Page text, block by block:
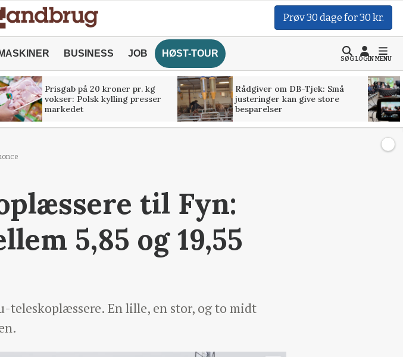
Prøv 30 dage for 30 kr.
MASKINER BUSINESS JOB HØST-TOUR
SØGLOGINMENU
Prisgab på 20 kroner pr. kg
vokser: Polsk kylling presser
markedet
Rådgiver om DB-Tjek: Små
justeringer kan give store
besparelser
til Fyn:
5,85 og 19,55
teleskoplæssere. En lille, en stor, og to midt